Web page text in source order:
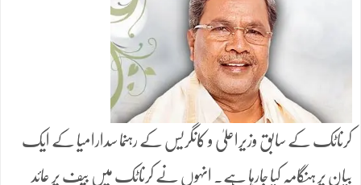
کرناٹک کے سابق وزیراعلیٰ و کانگریس کے رہنما سدارامیا کے ایک
بیان پر ہنگامہ کیا جارہا ہے۔ انہوں نے کرناٹک میں بیف پر عائد